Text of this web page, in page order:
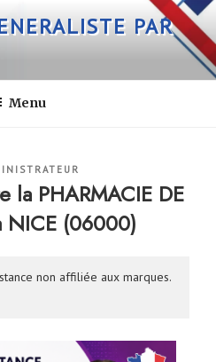
PAR
Menu
PHARMACIE DE
(06000)
non affiliée aux marques.